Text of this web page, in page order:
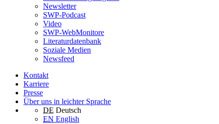
Newsletter
SWP-Podcast
Video
SWP-WebMonitore
Literaturdatenbank
Soziale Medien
Newsfeed
Kontakt
Karriere
Presse
Über uns in leichter Sprache
DE Deutsch
EN English